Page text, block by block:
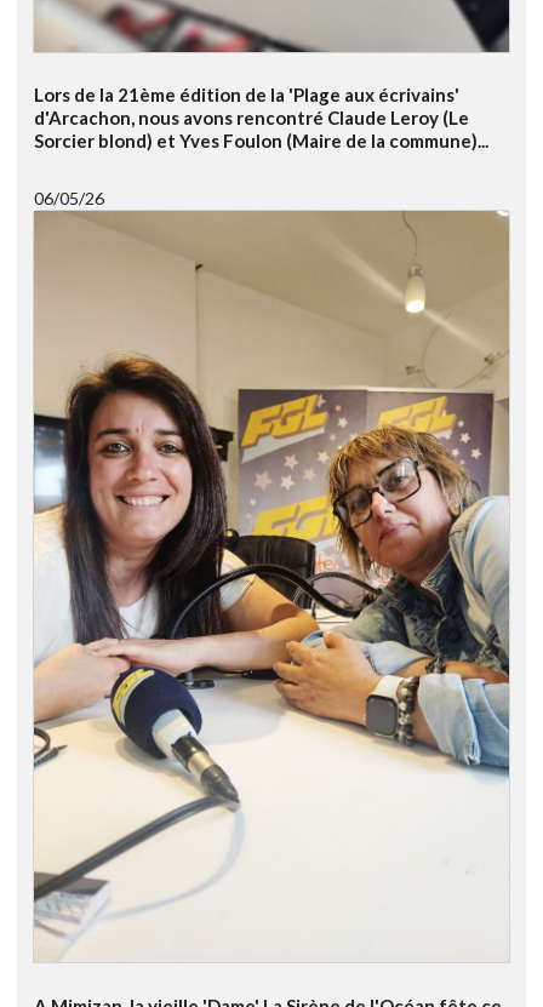
Lors de la 21ème édition de la 'Plage aux écrivains'
d'Arcachon, nous avons rencontré Claude Leroy (Le
Sorcier blond) et Yves Foulon (Maire de la commune)...
06/05/26